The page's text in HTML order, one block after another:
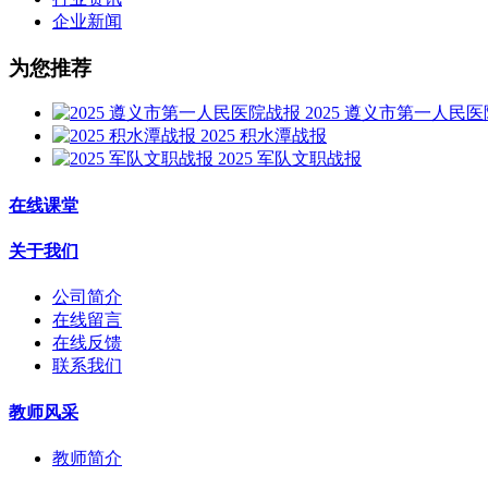
企业新闻
为您推荐
2025 遵义市第一人民
2025 积水潭战报
2025 军队文职战报
在线课堂
关于我们
公司简介
在线留言
在线反馈
联系我们
教师风采
教师简介